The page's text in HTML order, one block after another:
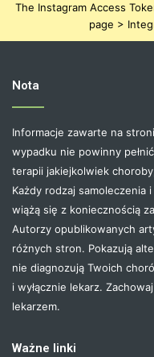
The Instagram Access
page >
Nota
Informacje zawarte na
wypadku nie powinny
terapii jakiejkolwiek
Każdy rodzaj
wiążą się z koniecznością
Autorzy opublikowanych
różnych stron. Pokazują
nie diagnozują Twoich
i wyłącznie lekarz.
lekarzem.
Ważne linki